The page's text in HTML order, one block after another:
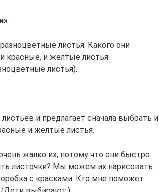
.
листья. Какого они
красные, и желтые листья
листья).
и предлагает сначала выбрать и
и желтые листья.
жалко их, потому что они быстро
листочки? Мы можем их нарисовать.
с красками. Кто мне поможет